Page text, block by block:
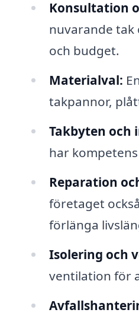
Konsultation
nuvarande tak
och budget.
Materialval:
takpannor,
Takbyten och
har
Reparation
företaget
förlänga
Isolering och
ventilation för